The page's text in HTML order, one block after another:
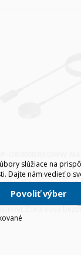
Rychlá
C) Rychlé nabíjení
5 Pro 4,5W normální
Active2, Watch3,
Zcela nová
slúžiace na
Dajte nám vedieť o
Povoliť výber